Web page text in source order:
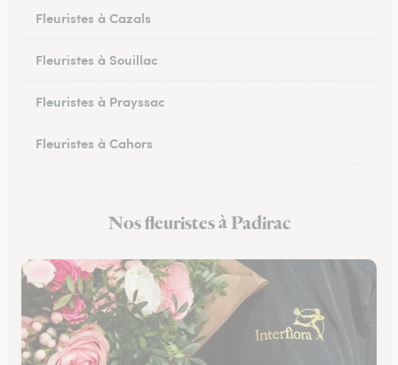
Fleuristes à Cazals
Fleuristes à Souillac
Fleuristes à Prayssac
Fleuristes à Cahors
Fleuristes à Lacapelle-Marival
Nos fleuristes à Padirac